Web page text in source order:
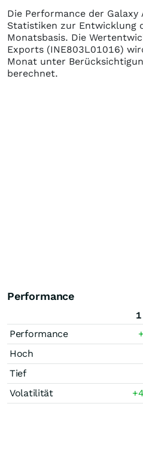
Die Performance der Galaxy
Statistiken zur Entwicklung
Monatsbasis. Die
Exports (INE803L01016)
Monat unter
berechnet.
Performance
Performance
Hoch
Tief
Volatilität